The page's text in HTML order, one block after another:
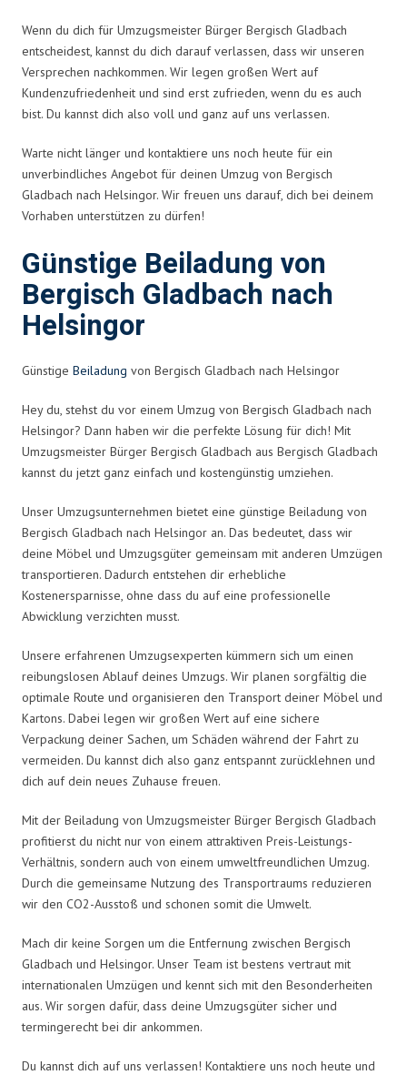
Wenn du dich für Umzugsmeister Bürger Bergisch Gladbach
entscheidest, kannst du dich darauf verlassen, dass wir unseren
Versprechen nachkommen. Wir legen großen Wert auf
Kundenzufriedenheit und sind erst zufrieden, wenn du es auch
bist. Du kannst dich also voll und ganz auf uns verlassen.
Warte nicht länger und kontaktiere uns noch heute für ein
unverbindliches Angebot für deinen Umzug von Bergisch
Gladbach nach Helsingor. Wir freuen uns darauf, dich bei deinem
Vorhaben unterstützen zu dürfen!
Günstige Beiladung von
Bergisch Gladbach nach
Helsingor
Günstige Beiladung von Bergisch Gladbach nach Helsingor
Hey du, stehst du vor einem Umzug von Bergisch Gladbach nach
Helsingor? Dann haben wir die perfekte Lösung für dich! Mit
Umzugsmeister Bürger Bergisch Gladbach aus Bergisch Gladbach
kannst du jetzt ganz einfach und kostengünstig umziehen.
Unser Umzugsunternehmen bietet eine günstige Beiladung von
Bergisch Gladbach nach Helsingor an. Das bedeutet, dass wir
deine Möbel und Umzugsgüter gemeinsam mit anderen Umzügen
transportieren. Dadurch entstehen dir erhebliche
Kostenersparnisse, ohne dass du auf eine professionelle
Abwicklung verzichten musst.
Unsere erfahrenen Umzugsexperten kümmern sich um einen
reibungslosen Ablauf deines Umzugs. Wir planen sorgfältig die
optimale Route und organisieren den Transport deiner Möbel und
Kartons. Dabei legen wir großen Wert auf eine sichere
Verpackung deiner Sachen, um Schäden während der Fahrt zu
vermeiden. Du kannst dich also ganz entspannt zurücklehnen und
dich auf dein neues Zuhause freuen.
Mit der Beiladung von Umzugsmeister Bürger Bergisch Gladbach
profitierst du nicht nur von einem attraktiven Preis-Leistungs-
Verhältnis, sondern auch von einem umweltfreundlichen Umzug.
Durch die gemeinsame Nutzung des Transportraums reduzieren
wir den CO2-Ausstoß und schonen somit die Umwelt.
Mach dir keine Sorgen um die Entfernung zwischen Bergisch
Gladbach und Helsingor. Unser Team ist bestens vertraut mit
internationalen Umzügen und kennt sich mit den Besonderheiten
aus. Wir sorgen dafür, dass deine Umzugsgüter sicher und
termingerecht bei dir ankommen.
Du kannst dich auf uns verlassen! Kontaktiere uns noch heute und